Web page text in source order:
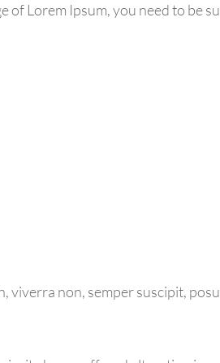
Lorem Ipsum, you need to be
non, semper suscipit,